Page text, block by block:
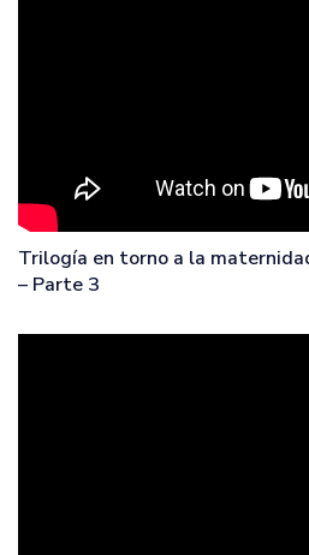
Trilogía en torno a la
– Parte 3